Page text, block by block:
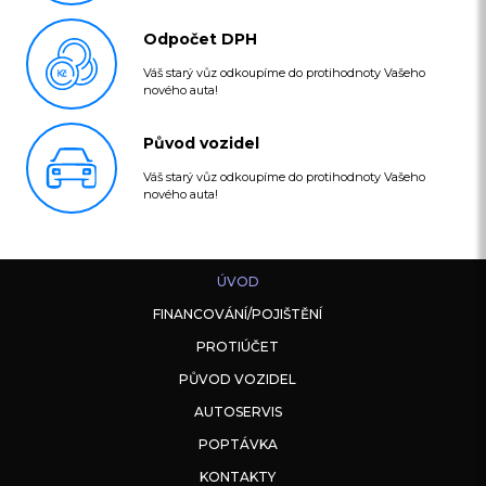
Odpočet DPH
Váš starý vůz odkoupíme do protihodnoty Vašeho
nového auta!
Původ vozidel
Váš starý vůz odkoupíme do protihodnoty Vašeho
nového auta!
ÚVOD
FINANCOVÁNÍ/POJIŠTĚNÍ
PROTIÚČET
PŮVOD VOZIDEL
AUTOSERVIS
POPTÁVKA
KONTAKTY